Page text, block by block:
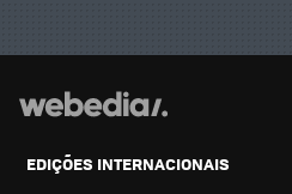
EDIÇÕES INTERNACIONAIS